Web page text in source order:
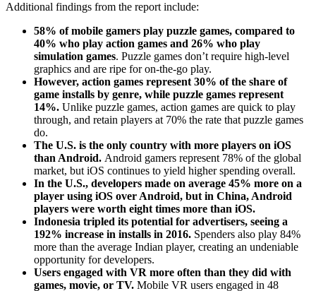
Additional findings from the report include:
58% of mobile gamers play puzzle games, compared to
40% who play action games and 26% who play
simulation games. Puzzle games don’t require high-level
graphics and are ripe for on-the-go play.
However, action games represent 30% of the share of
game installs by genre, while puzzle games represent
14%. Unlike puzzle games, action games are quick to play
through, and retain players at 70% the rate that puzzle games
do.
The U.S. is the only country with more players on iOS
than Android. Android gamers represent 78% of the global
market, but iOS continues to yield higher spending overall.
In the U.S., developers made on average 45% more on a
player using iOS over Android, but in China, Android
players were worth eight times more than iOS.
Indonesia tripled its potential for advertisers, seeing a
192% increase in installs in 2016. Spenders also play 84%
more than the average Indian player, creating an undeniable
opportunity for developers.
Users engaged with VR more often than they did with
games, movie, or TV. Mobile VR users engaged in 48